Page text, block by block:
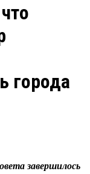
города
завершилось